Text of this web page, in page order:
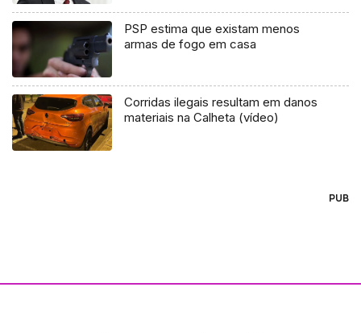
PSP estima que existam menos
armas de fogo em casa
Corridas ilegais resultam em danos
materiais na Calheta (vídeo)
PUB